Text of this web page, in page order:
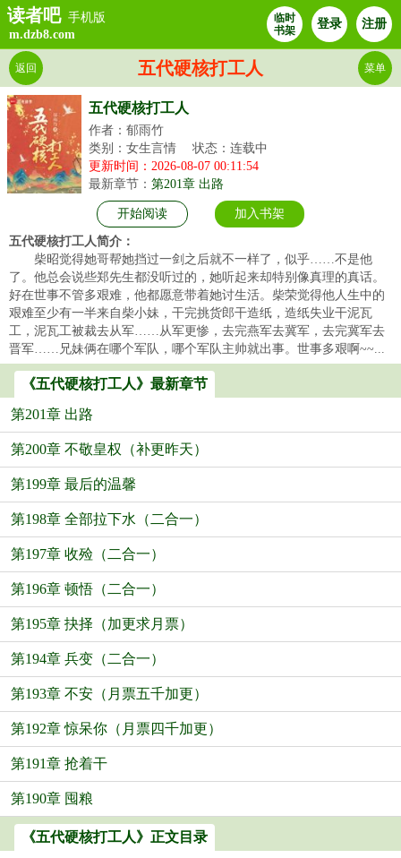
读者吧 手机版
m.dzb8.com
临时
书架
登录 注册
五代硬核打工人
返回 菜单
五代硬核打工人
作者：郁雨竹
类别：女生言情
状态：连载中
更新时间：2026-08-07 00:11:54
最新章节： 第201章 出路
开始阅读 加入书架
五代硬核打工人简介：
柴昭觉得她哥帮她挡过一剑之后就不一样了，似乎……不是他
了。他总会说些郑先生都没听过的，她听起来却特别像真理的真话。
好在世事不管多艰难，他都愿意带着她讨生活。柴荣觉得他人生中的
艰难至少有一半来自柴小妹，干完挑货郎干造纸，造纸失业干泥瓦
工，泥瓦工被裁去从军……从军更惨，去完燕军去冀军，去完冀军去
晋军……兄妹俩在哪个军队，哪个军队主帅就出事。世事多艰啊~~...
《五代硬核打工人》最新章节
第201章 出路
第200章 不敬皇权（补更昨天）
第199章 最后的温馨
第198章 全部拉下水（二合一）
第197章 收殓（二合一）
第196章 顿悟（二合一）
第195章 抉择（加更求月票）
第194章 兵变（二合一）
第193章 不安（月票五千加更）
第192章 惊呆你（月票四千加更）
第191章 抢着干
第190章 囤粮
《五代硬核打工人》正文目录